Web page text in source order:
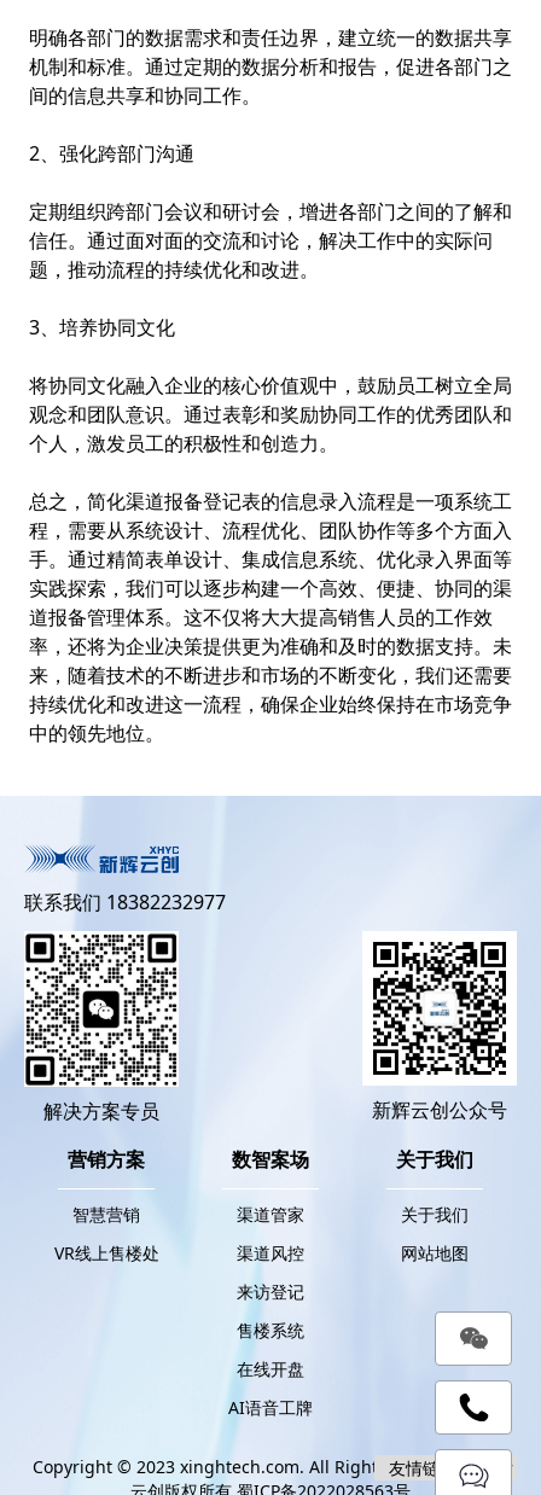
明确各部门的数据需求和责任边界，建立统一的数据共享
机制和标准。通过定期的数据分析和报告，促进各部门之
间的信息共享和协同工作。
2、强化跨部门沟通
定期组织跨部门会议和研讨会，增进各部门之间的了解和
信任。通过面对面的交流和讨论，解决工作中的实际问
题，推动流程的持续优化和改进。
3、培养协同文化
将协同文化融入企业的核心价值观中，鼓励员工树立全局
观念和团队意识。通过表彰和奖励协同工作的优秀团队和
个人，激发员工的积极性和创造力。
总之，简化渠道报备登记表的信息录入流程是一项系统工
程，需要从系统设计、流程优化、团队协作等多个方面入
手。通过精简表单设计、集成信息系统、优化录入界面等
实践探索，我们可以逐步构建一个高效、便捷、协同的渠
道报备管理体系。这不仅将大大提高销售人员的工作效
率，还将为企业决策提供更为准确和及时的数据支持。未
来，随着技术的不断进步和市场的不断变化，我们还需要
持续优化和改进这一流程，确保企业始终保持在市场竞争
中的领先地位。
联系我们 18382232977
解决方案专员
新辉云创公众号
营销方案
智慧营销
VR线上售楼处
数智案场
渠道管家
渠道风控
来访登记
售楼系统
在线开盘
AI语音工牌
关于我们
关于我们
网站地图
Copyright © 2023 xinghtech.com. All Rights Reserved. 新辉
云创版权所有 蜀ICP备2022028563号